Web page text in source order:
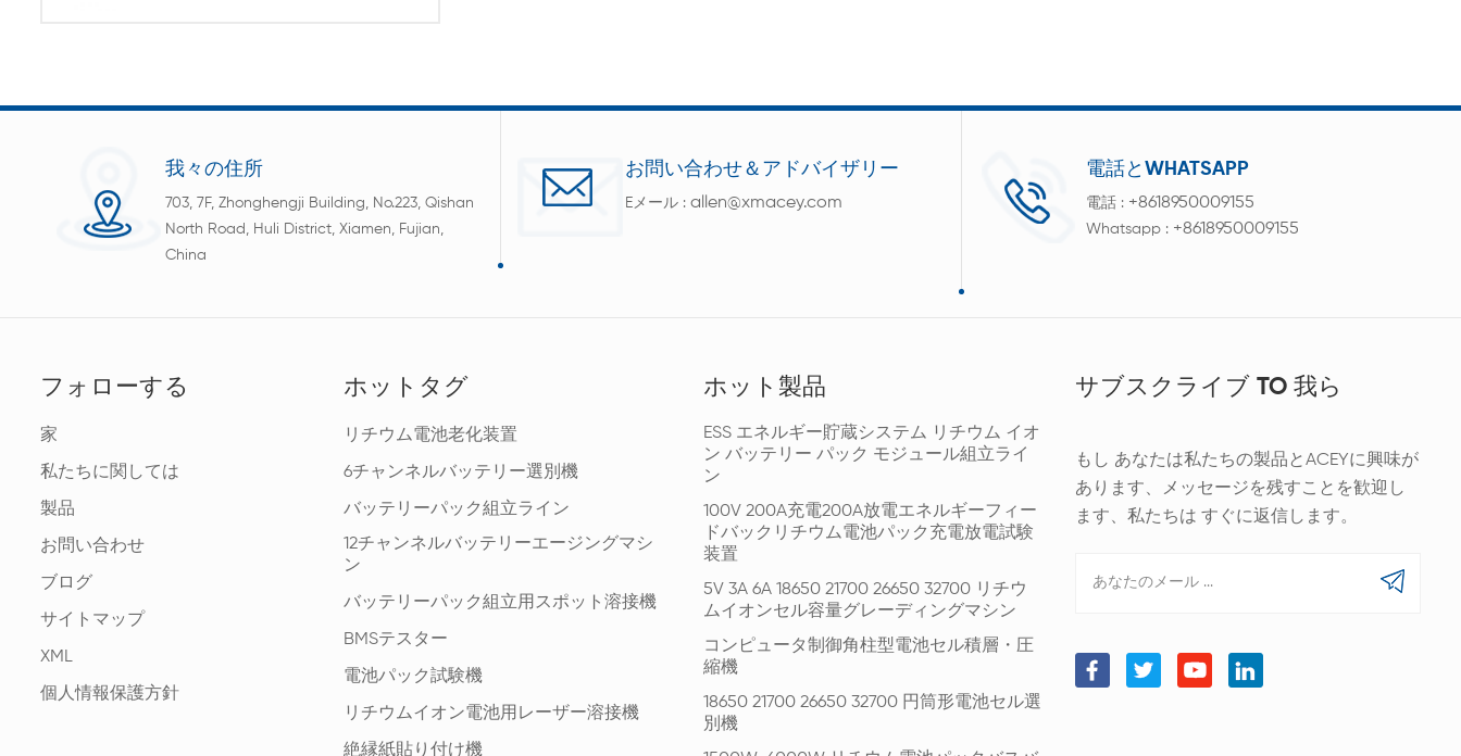
我々の住所
703, 7F, Zhonghengji Building, No.223, Qishan
North Road, Huli District, Xiamen, Fujian,
China
お問い合わせ＆アドバイザリー
Eメール :allen@xmacey.com
電話とWHATSAPP
電話 : +8618950009155
Whatsapp : +8618950009155
フォローする
家
私たちに関しては
製品
お問い合わせ
ブログ
サイトマップ
XML
個人情報保護方針
ホットタグ
リチウム電池老化装置
6チャンネルバッテリー選別機
バッテリーパック組立ライン
12チャンネルバッテリーエージングマシ
ン
バッテリーパック組立用スポット溶接機
BMSテスター
電池パック試験機
リチウムイオン電池用レーザー溶接機
絶縁紙貼り付け機
ホット製品
ESS エネルギー貯蔵システム リチウム イオ
ン バッテリー パック モジュール組立ライ
ン
100V 200A充電200A放電エネルギーフィー
ドバックリチウム電池パック充電放電試験
装置
5V 3A 6A 18650 21700 26650 32700 リチウ
ムイオンセル容量グレーディングマシン
コンピュータ制御角柱型電池セル積層・圧
縮機
18650 21700 26650 32700 円筒形電池セル選
別機
サブスクライブ TO 我ら
もし あなたは私たちの製品とACEYに興味が
あります、メッセージを残すことを歓迎し
ます、私たちは すぐに返信します。